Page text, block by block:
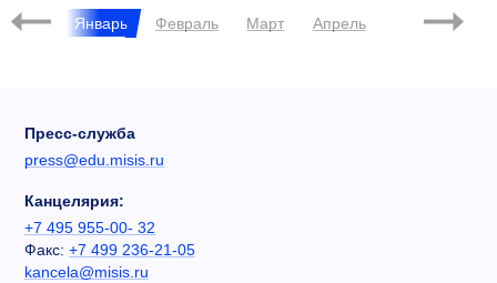
Январь
Февраль Март Апрель Май Июнь
Пресс-служба
press@edu.misis.ru
Канцелярия:
+7 495 955-00- 32
Факс: +7 499 236-21-05
kancela@misis.ru